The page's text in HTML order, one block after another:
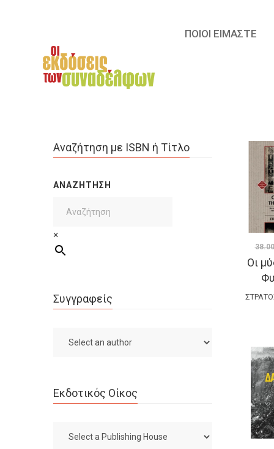
ΠΟΙΟΙ ΕΙΜΑΣΤΕ
Οι
38.00
Αναζήτηση με ISBN ή Τίτλο
ΑΝΑΖΉΤΗΣΗ
×
Συγγραφείς
Εκδοτικός Οίκος